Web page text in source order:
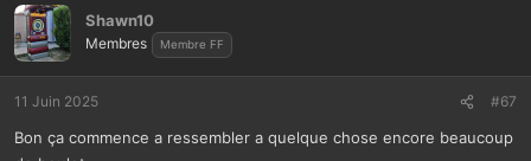
r
é
a
c
t
o
Shawn10
Membres Membre FF
11 Juin 2025 #67
Bon ça commence a ressembler a quelque chose encore beaucoup